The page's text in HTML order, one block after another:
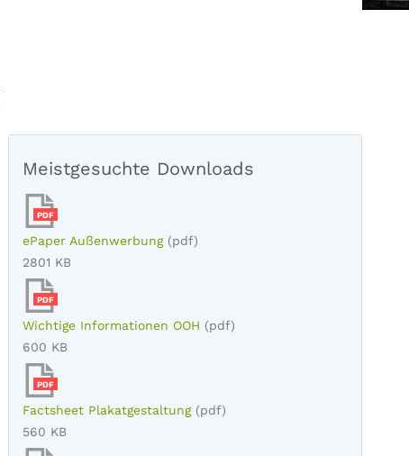
Meistgesuchte Downloads
PDF
ePaper Außenwerbung (pdf)
2801 KB
PDF
Wichtige Informationen OOH (pdf)
600 KB
PDF
Factsheet Plakatgestaltung (pdf)
560 KB